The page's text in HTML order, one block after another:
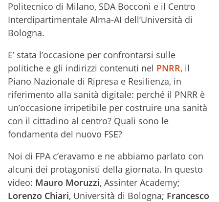
Politecnico di Milano, SDA Bocconi e il Centro
Interdipartimentale Alma-AI dell’Università di
Bologna.
E’ stata l’occasione per confrontarsi sulle
politiche e gli indirizzi contenuti nel PNRR, il
Piano Nazionale di Ripresa e Resilienza, in
riferimento alla sanità digitale: perché il PNRR è
un’occasione irripetibile per costruire una sanità
con il cittadino al centro? Quali sono le
fondamenta del nuovo FSE?
Noi di FPA c’eravamo e ne abbiamo parlato con
alcuni dei protagonisti della giornata. In questo
video: Mauro Moruzzi, Assinter Academy;
Lorenzo Chiari, Università di Bologna; Francesco